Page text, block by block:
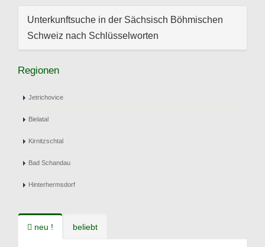
Unterkunftsuche in der Sächsisch Böhmischen
Schweiz nach Schlüsselworten
Regionen
Jetrichovice
Bielatal
Kirnitzschtal
Bad Schandau
Hinterhermsdorf
neu ! beliebt